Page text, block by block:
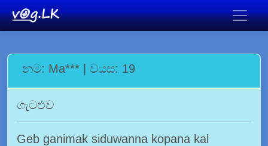
නම: Ma*** | වයස: 19
ගැටළුව
Geb ganimak siduwanna kopana kal